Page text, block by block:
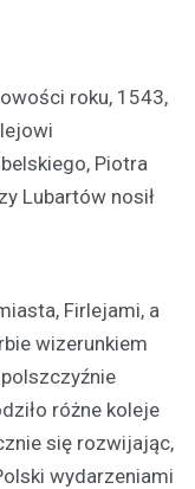
roku, 1543,
Piotra
Lubartów nosił
Firlejami, a
wizerunkiem
różne koleje
się rozwijając,
wydarzeniami